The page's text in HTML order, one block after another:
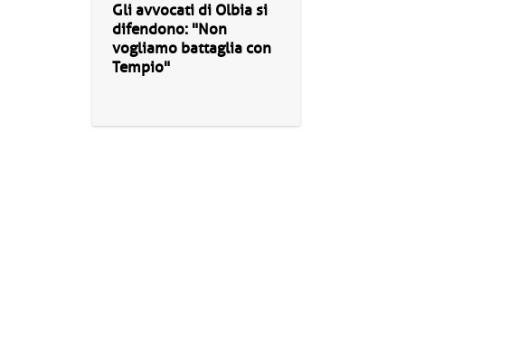
Gli avvocati di Olbia si
difendono: "Non
vogliamo battaglia con
Tempio"